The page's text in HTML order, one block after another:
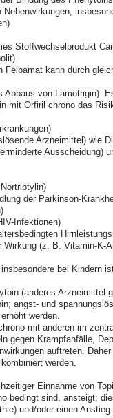
Stoffwechselprodukt
Felbamat kann durch
Abbaus von Lamotrigin).
mit Orfiril chrono das
Arzneimittel) wie
Ausscheidung)
der Parkinson-
Infektionen)
(z. B. Vitamin-
bei Kindern
(anderes Arzneimittel
angst- und
werden.
mit anderen im
gegen Krampfanfälle,
auftreten.
werden.
Einnahme von
bedingt sind, ansteigt;
und/oder einen